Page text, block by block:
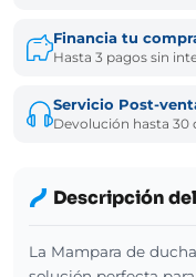
Financia tu
Hasta 3 pagos sin
Servicio Post-
Devolución hasta 30
Descripción
La Mampara de